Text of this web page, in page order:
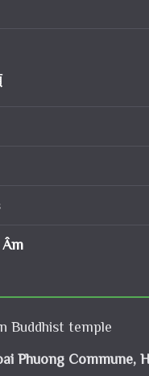
Buddhist temple
Phuong Commune,